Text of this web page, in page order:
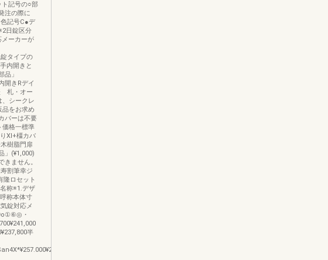
ト記号の○部
注の際に
記号C●デ
日錠区分
ーカーが
タイプの
内開きと
品」
開きRデイ
札・オー
シークレ
品をお求め
バーは不要
価格一標準
Xl+橿カバ
樹脂門扉
」(¥1,000)
ません。
割筆幸ジ
隆ロセット
称※1.デザ
称本体寸
錠対応メ
・
半
。